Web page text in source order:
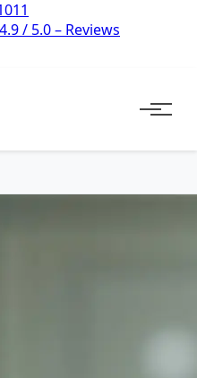
4.9 / 5.0 – Reviews